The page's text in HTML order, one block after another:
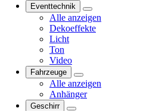
Eventtechnik
Alle anzeigen
Dekoeffekte
Licht
Ton
Video
Fahrzeuge
Alle anzeigen
Anhänger
Geschirr